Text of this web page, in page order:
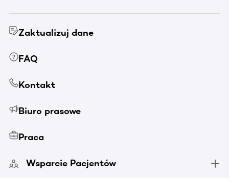
Zaktualizuj dane
FAQ
Kontakt
Biuro prasowe
Praca
Wsparcie Pacjentów